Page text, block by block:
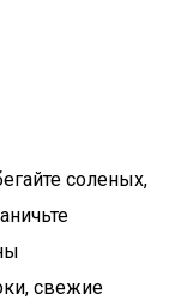
соленых,
свежие